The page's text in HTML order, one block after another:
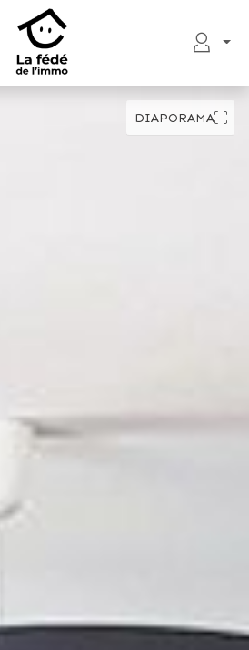
DIAPORAMA